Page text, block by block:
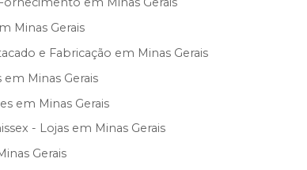
Minas Gerais
e Fabricação em Minas Gerais
Minas Gerais
em Minas Gerais
- Lojas em Minas Gerais
Gerais